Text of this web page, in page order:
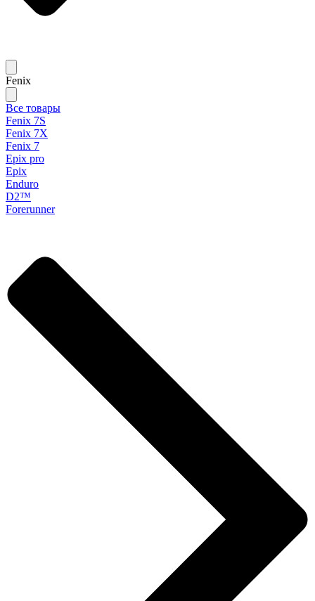
Fenix
Все товары
Fenix 7S
Fenix 7X
Fenix 7
Epix pro
Epix
Enduro
D2™
Forerunner